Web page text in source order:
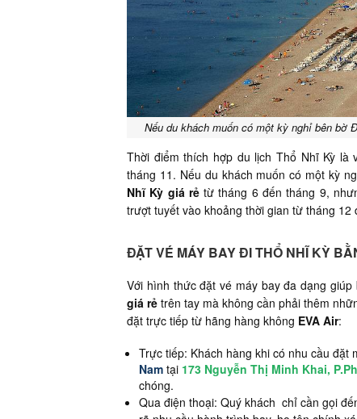
Nếu du khách muốn có một kỳ nghỉ bên bờ
Thời điểm thích hợp du lịch Thổ Nhĩ Kỳ là
tháng 11. Nếu du khách muốn có một kỳ
Nhĩ Kỳ giá rẻtừ tháng 6 đến tháng 9,
trượt tuyết vào khoảng thời gian từ tháng 12
ĐẶT VÉ MÁY BAY ĐI THỔ NHĨ KỲ
Với hình thức đặt vé máy bay đa dạng
giá rẻ trên tay mà không cần phải thêm
đặt trực tiếp từ hãng hàng không EVA Air:
Trực tiếp: Khách hàng khi có nhu cầu đặt
Nam tại 173 Nguyễn Thị Minh Khai,
chóng.
Qua điện thoại: Quý khách chỉ cần gọi